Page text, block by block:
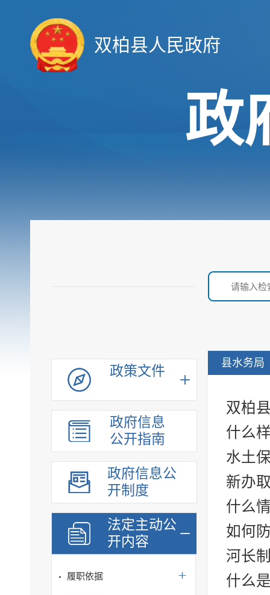
双柏县人民政府
政
政策文件
政府信息
公开指南
政府信息公
开制度
法定主动公
开内容
履职依据
县水务局
双柏
什么
水土
新办
什么
如何
河长
什么